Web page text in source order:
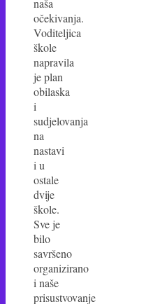
naša
očekivanja.
Voditeljica
škole
napravila
je plan
obilaska
i
sudjelovanja
na
nastavi
i u
ostale
dvije
škole.
Sve je
bilo
savršeno
organizirano
i naše
prisustvovanje